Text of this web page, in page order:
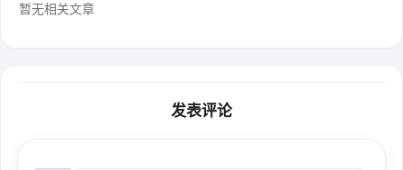
暂无相关文章
发表评论